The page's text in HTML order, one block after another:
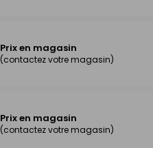
Prix en magasin
(contactez votre magasin)
Prix en magasin
(contactez votre magasin)